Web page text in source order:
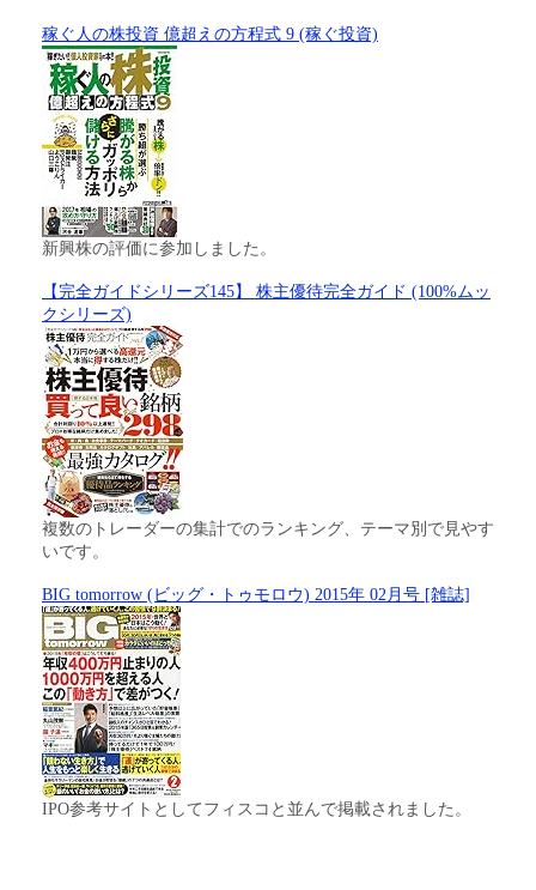
稼ぐ人の株投資 億超えの方程式 9 (稼ぐ投資)
新興株の評価に参加しました。
【完全ガイドシリーズ145】 株主優待完全ガイド (100%ムッ
クシリーズ)
複数のトレーダーの集計でのランキング、テーマ別で見やす
いです。
BIG tomorrow (ビッグ・トゥモロウ) 2015年 02月号 [雑誌]
IPO参考サイトとしてフィスコと並んで掲載されました。